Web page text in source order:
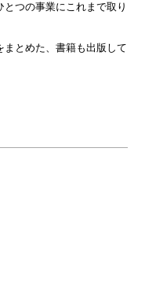
つの事業にこれまで取り
まとめた、書籍も出版して